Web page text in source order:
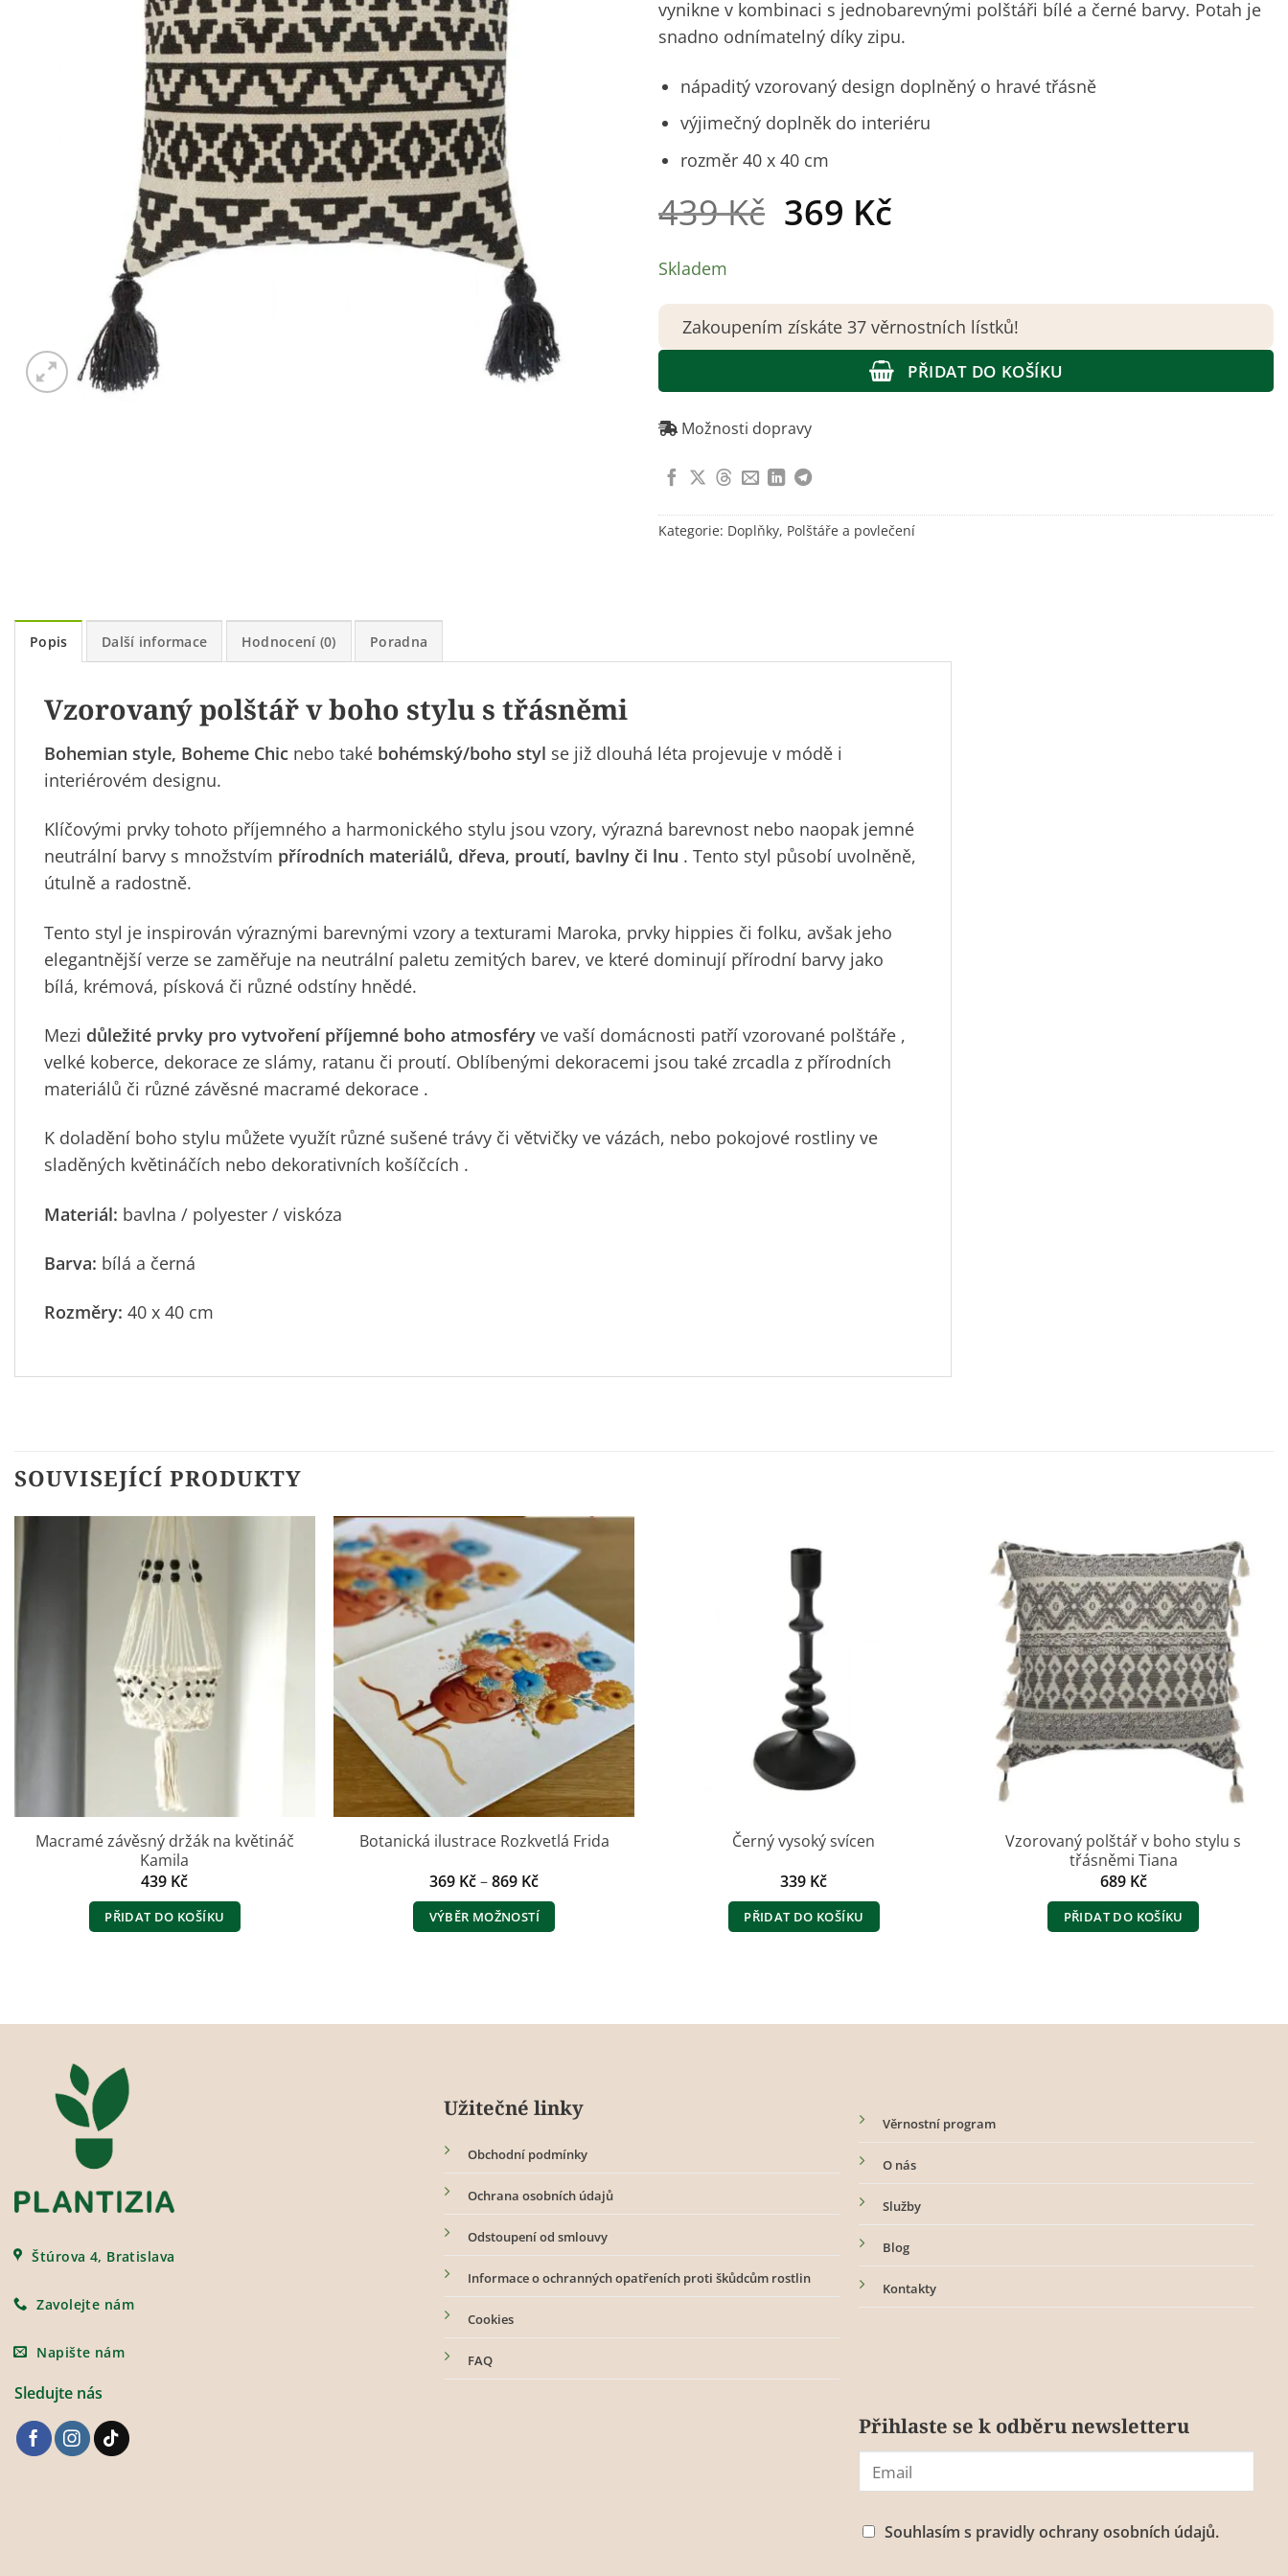
vynikne v kombinaci s jednobarevnými polštáři bílé a černé barvy. Potah je
snadno odnímatelný díky zipu.
nápaditý vzorovaný design doplněný o hravé třásně
výjimečný doplněk do interiéru
rozměr 40 x 40 cm
439Kč Původní
439 Kč.
369 KčAktuální
369 Kč.
Skladem
Zakoupením získáte 37 věrnostních lístků!
PŘIDAT DO KOŠÍKU
Možnosti dopravy
Kategorie: Doplňky, Polštáře a povlečení
Popis Další informace Hodnocení (0) Poradna
Vzorovaný polštář v boho stylu s třásněmi
Bohemian style, Boheme Chic nebo také bohémský/boho styl se již dlouhá léta projevuje v módě i
interiérovém designu.
Klíčovými prvky tohoto příjemného a harmonického stylu jsou vzory, výrazná barevnost nebo naopak jemné
neutrální barvy s množstvím přírodních materiálů, dřeva, proutí, bavlny či lnu . Tento styl působí uvolněně,
útulně a radostně.
Tento styl je inspirován výraznými barevnými vzory a texturami Maroka, prvky hippies či folku, avšak jeho
elegantnější verze se zaměřuje na neutrální paletu zemitých barev, ve které dominují přírodní barvy jako
bílá, krémová, písková či různé odstíny hnědé.
Mezi důležité prvky pro vytvoření příjemné boho atmosféry ve vaší domácnosti patří vzorované polštáře ,
velké koberce, dekorace ze slámy, ratanu či proutí. Oblíbenými dekoracemi jsou také zrcadla z přírodních
materiálů či různé závěsné macramé dekorace .
K doladění boho stylu můžete využít různé sušené trávy či větvičky ve vázách, nebo pokojové rostliny ve
sladěných květináčích nebo dekorativních košíčcích .
Materiál: bavlna / polyester / viskóza
Barva: bílá a černá
Rozměry: 40 x 40 cm
SOUVISEJÍCÍ PRODUKTY
Macramé závěsný držák na květináč
Kamila
439 Kč
PŘIDAT DO KOŠÍKU
Botanická ilustrace Rozkvetlá Frida
369 Kč–869 KčRozpětí
369 Kč
až
VÝBĚR MOŽNOSTÍ
vybrat
stránce
Černý vysoký svícen
339 Kč
PŘIDAT DO KOŠÍKU
Vzorovaný polštář v boho stylu s
třásněmi Tiana
689 Kč
PŘIDAT DO KOŠÍKU
Štúrova 4, Bratislava
Zavolejte nám
Napište nám
Sledujte nás
Užitečné linky
Obchodní podmínky
Ochrana osobních údajů
Odstoupení od smlouvy
Informace o ochranných opatřeních proti škůdcům rostlin
Cookies
FAQ
Věrnostní program
O nás
Služby
Blog
Kontakty
Přihlaste se k odběru newsletteru
Souhlasím s pravidly ochrany osobních údajů.